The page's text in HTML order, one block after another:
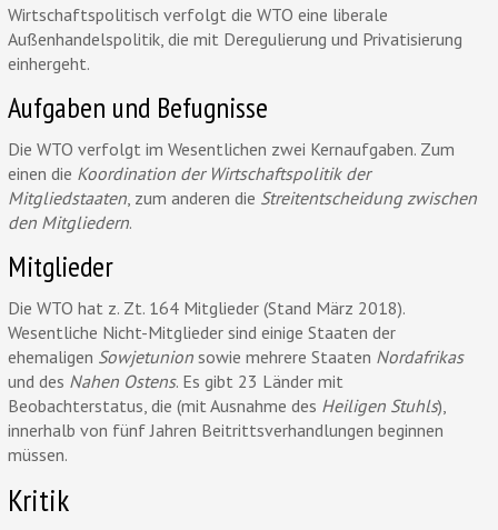
Wirtschaftspolitisch verfolgt die WTO eine liberale
Außenhandelspolitik, die mit Deregulierung und Privatisierung
einhergeht.
Aufgaben und Befugnisse
Die WTO verfolgt im Wesentlichen zwei Kernaufgaben. Zum
einen die Koordination der Wirtschaftspolitik der
Mitgliedstaaten, zum anderen die Streitentscheidung zwischen
den Mitgliedern.
Mitglieder
Die WTO hat z. Zt. 164 Mitglieder (Stand März 2018).
Wesentliche Nicht-Mitglieder sind einige Staaten der
ehemaligen Sowjetunion sowie mehrere Staaten Nordafrikas
und des Nahen Ostens. Es gibt 23 Länder mit
Beobachterstatus, die (mit Ausnahme des Heiligen Stuhls),
innerhalb von fünf Jahren Beitrittsverhandlungen beginnen
müssen.
Kritik